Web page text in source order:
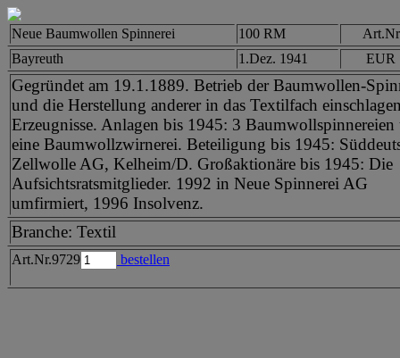
Neue Baumwollen Spinnerei 100 RM
Bayreuth
1.Dez. 1941 EUR
Gegründet am 19.1.1889. Betrieb der Baumwollen-
und die Herstellung anderer in das Textilfach
Erzeugnisse. Anlagen bis 1945: 3 Baumwollspinnereien
eine Baumwollzwirnerei. Beteiligung bis 1945:
Zellwolle AG, Kelheim/D. Großaktionäre bis 1945: Die
Aufsichtsratsmitglieder. 1992 in Neue Spinnerei AG
umfirmiert, 1996 Insolvenz.
Branche: Textil
Art.Nr.9729 bestellen